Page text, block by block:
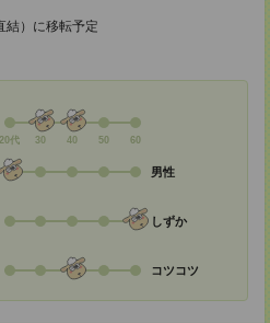
結）に移転予定
20代 30 40 50 60
男性
しずか
コツコツ